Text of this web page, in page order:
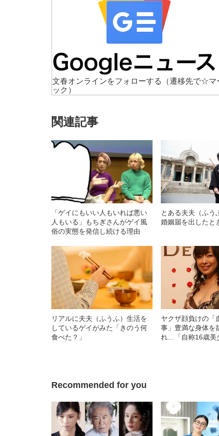
文春オンラインをフォローする
（遷移先で☆マ
ック）
関連記事
「ゲイにもいい人もいれば悪い
人もいる」もちぎさんがゲイ風
俗の実態を発信し続ける理由
とある夫夫（ふう
婚姻届を出したと
リアルに夫夫（ふうふ）生活を
しているゲイがみた「きのう何
食べた？」
ヤクザ顔負けの「
事」豊満な身体を
れ…「自称16歳美
Recommended for you